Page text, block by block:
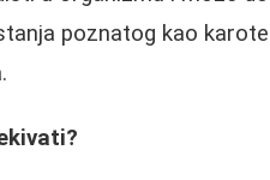
poznatog kao